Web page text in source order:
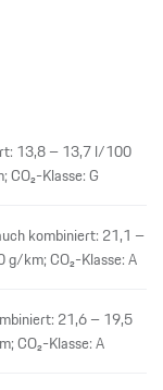
13,8 – 13,7 l/100
Klasse: G
kombiniert: 21,1 –
km; CO₂-Klasse: A
21,6 – 19,5
CO₂-Klasse: A